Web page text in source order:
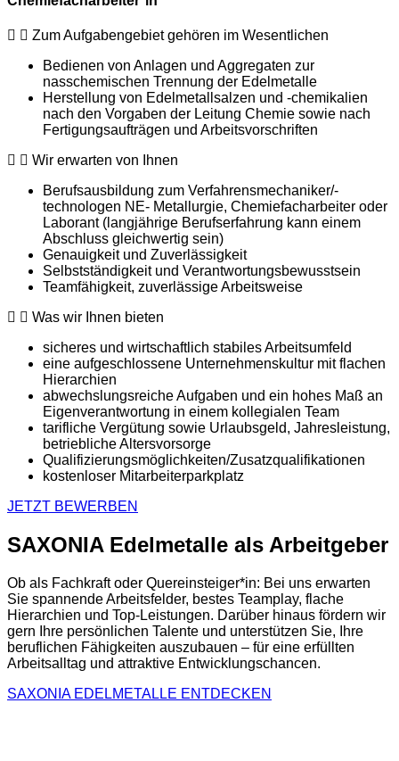
Zum Aufgabengebiet gehören im Wesentlichen
Bedienen von Anlagen und Aggregaten zur
nasschemischen Trennung der Edelmetalle
Herstellung von Edelmetallsalzen und -chemikalien
nach den Vorgaben der Leitung Chemie sowie nach
Fertigungsaufträgen und Arbeitsvorschriften
Wir erwarten von Ihnen
Berufsausbildung zum Verfahrensmechaniker/-
technologen NE- Metallurgie, Chemiefacharbeiter oder
Laborant (langjährige Berufserfahrung kann einem
Abschluss gleichwertig sein)
Genauigkeit und Zuverlässigkeit
Selbstständigkeit und Verantwortungsbewusstsein
Teamfähigkeit, zuverlässige Arbeitsweise
Was wir Ihnen bieten
sicheres und wirtschaftlich stabiles Arbeitsumfeld
eine aufgeschlossene Unternehmenskultur mit flachen
Hierarchien
abwechslungsreiche Aufgaben und ein hohes Maß an
Eigenverantwortung in einem kollegialen Team
tarifliche Vergütung sowie Urlaubsgeld, Jahresleistung,
betriebliche Altersvorsorge
Qualifizierungsmöglichkeiten/Zusatzqualifikationen
kostenloser Mitarbeiterparkplatz
JETZT BEWERBEN
SAXONIA Edelmetalle als Arbeitgeber
Ob als Fachkraft oder Quereinsteiger*in: Bei uns erwarten
Sie spannende Arbeitsfelder, bestes Teamplay, flache
Hierarchien und Top-Leistungen. Darüber hinaus fördern wir
gern Ihre persönlichen Talente und unterstützen Sie, Ihre
beruflichen Fähigkeiten auszubauen – für eine erfüllten
Arbeitsalltag und attraktive Entwicklungschancen.
SAXONIA EDELMETALLE ENTDECKEN